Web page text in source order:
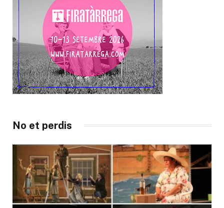
No et perdis